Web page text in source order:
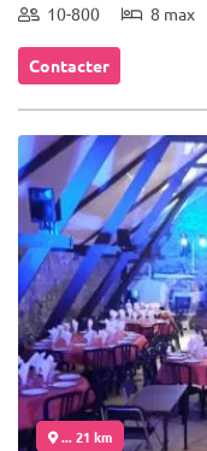
10-800 8 max
Contacter
... 21 km